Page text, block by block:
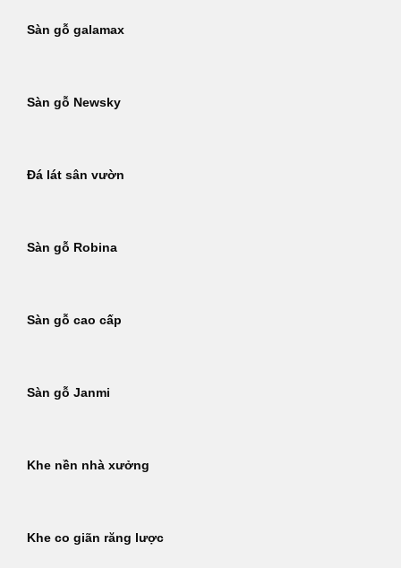
Sàn gỗ galamax
Sàn gỗ Newsky
Đá lát sân vườn
Sàn gỗ Robina
Sàn gỗ cao cấp
Sàn gỗ Janmi
Khe nền nhà xưởng
Khe co giãn răng lược